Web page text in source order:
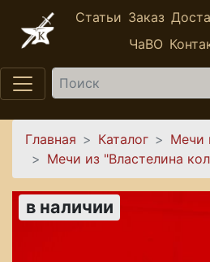
Перейти к основному
Статьи Заказ
ЧаВО
Найти
Вы здесь
Главная Каталог
Мечи
Мечи из "Властелина
в наличии